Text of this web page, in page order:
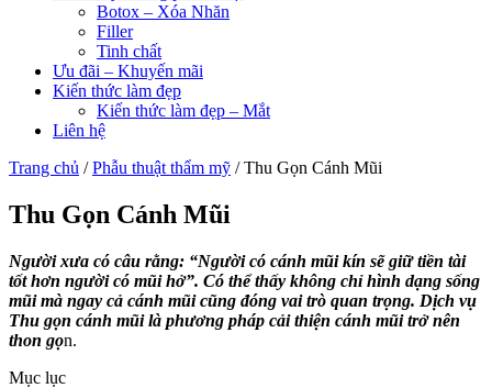
Botox – Xóa Nhăn
Filler
Tinh chất
Ưu đãi – Khuyến mãi
Kiến thức làm đẹp
Kiến thức làm đẹp – Mắt
Liên hệ
Trang chủ / Phẫu thuật thẩm mỹ /Thu Gọn Cánh Mũi
Thu Gọn Cánh Mũi
Người xưa có câu rằng: “Người có cánh mũi kín sẽ giữ tiền tài
tốt hơn người có mũi hở”. Có thể thấy không chỉ hình dạng sống
mũi mà ngay cả cánh mũi cũng đóng vai trò quan trọng. Dịch vụ
Thu gọn cánh mũi là phương pháp cải thiện cánh mũi trở nên
thon gọn.
Mục lục